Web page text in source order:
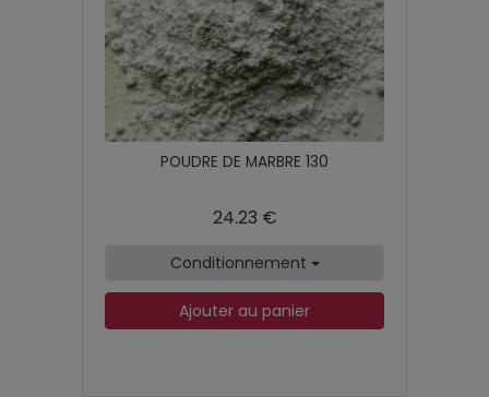
POUDRE DE MARBRE 130
24.23 €
Conditionnement
Ajouter au panier